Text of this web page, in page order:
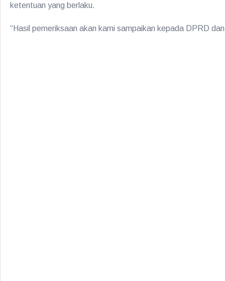
ketentuan yang berlaku.
“Hasil pemeriksaan akan kami sampaikan kepada DPRD